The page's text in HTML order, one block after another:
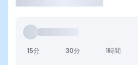
15分 30分 1時間